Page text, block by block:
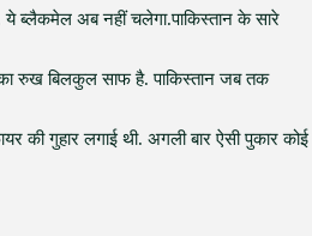
ये ब्लैकमेल अब नहीं चलेगा.पाकिस्तान के सारे
रुख बिलकुल साफ है. पाकिस्तान जब तक
की गुहार लगाई थी. अगली बार ऐसी पुकार कोई